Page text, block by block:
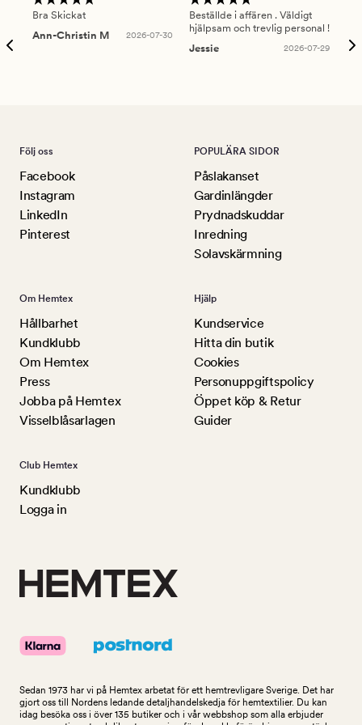
Bra Skickat
Ann-Christin M
2026-07-30
Beställde i affären . Väldigt
hjälpsam och trevlig personal !
Jessie
2026-07-29
Följ oss
Facebook
Instagram
LinkedIn
Pinterest
POPULÄRA SIDOR
Påslakanset
Gardinlängder
Prydnadskuddar
Inredning
Solavskärmning
Om Hemtex
Hållbarhet
Kundklubb
Om Hemtex
Press
Jobba på Hemtex
Visselblåsarlagen
Hjälp
Kundservice
Hitta din butik
Cookies
Personuppgiftspolicy
Öppet köp & Retur
Guider
Club Hemtex
Kundklubb
Logga in
Sedan 1973 har vi på Hemtex arbetat för ett hemtrevligare Sverige. Det har
gjort oss till Nordens ledande detaljhandelskedja för hemtextilier. Du kan
idag besöka oss i över 135 butiker och i vår webbshop som alla erbjuder